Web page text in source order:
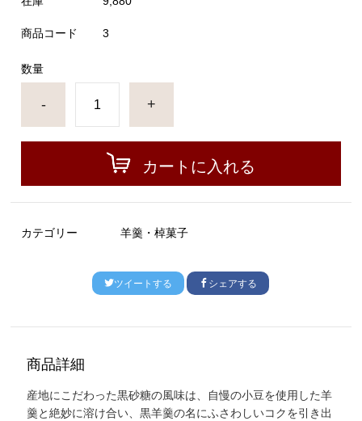
商品コード 3
数量
- +
カートに入れる
カテゴリー 羊羹・棹菓子
ツイートする シェアする
商品詳細
産地にこだわった黒砂糖の風味は、自慢の小豆を使用した羊
羹と絶妙に溶け合い、黒羊羹の名にふさわしいコクを引き出